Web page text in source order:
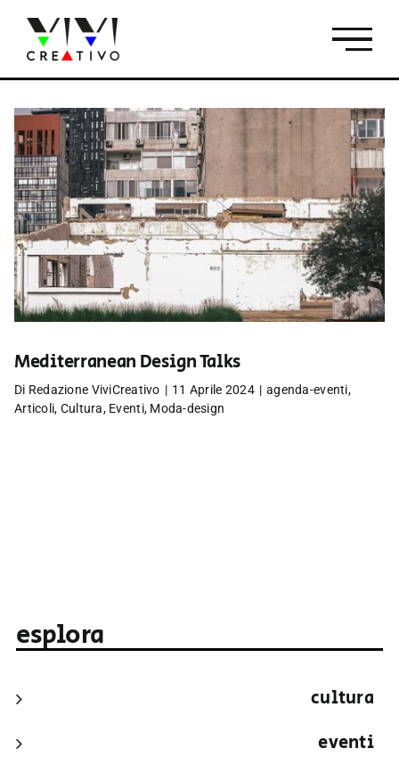
contenuto
Mediterranean Design Talks
Di Redazione ViviCreativo | 11 Aprile 2024 | agenda-eventi,
Articoli, Cultura, Eventi, Moda-design
esplora
cultura
eventi